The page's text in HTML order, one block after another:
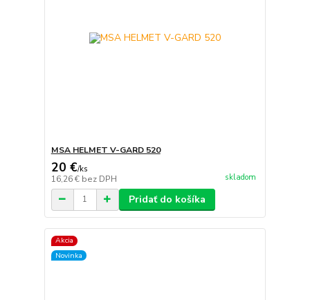
MSA HELMET V-GARD 520
20 €/ks
16,26 € bez DPH skladom
Pridať do košíka
Akcia
Novinka